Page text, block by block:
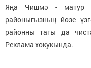
Яңа Чишмә - матур
районыгызның йөзе
районны тагы да
Реклама хокукында.